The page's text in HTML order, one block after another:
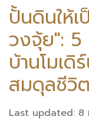
ปั้นดินให้เ
วงจุ้ย": 5
บ้านโมเดิ
สมดุลชีวิต
Last updated: 8